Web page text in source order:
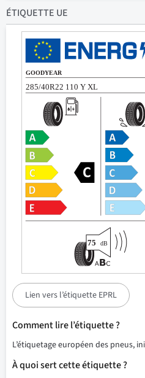
ÉTIQUETTE UE
Lien vers l’étiquette EPRL
Comment lire l’étiquette ?
L’étiquetage européen des pneus,
À quoi sert cette étiquette ?